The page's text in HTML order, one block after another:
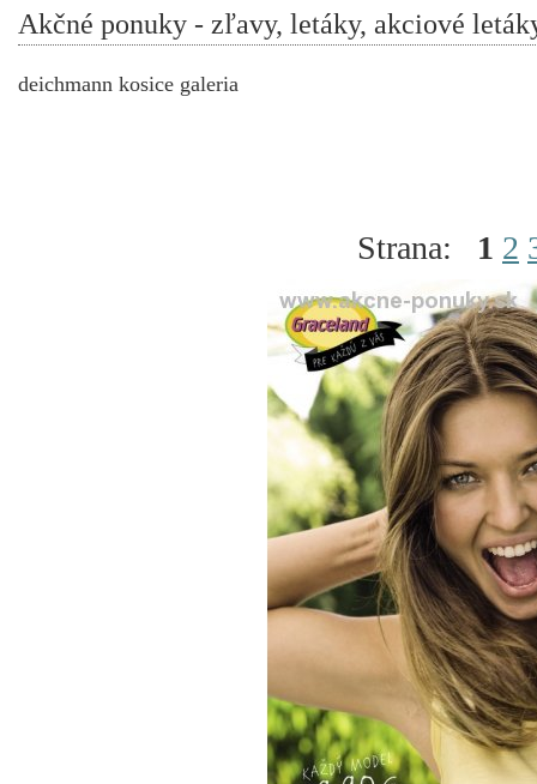
Akčné ponuky - zľavy, letáky, akciové
deichmann kosice galeria
Strana: 1 2